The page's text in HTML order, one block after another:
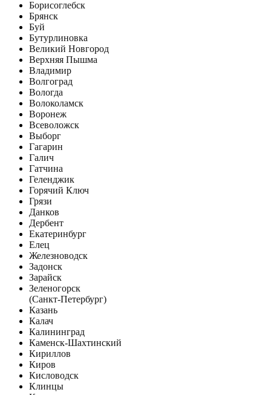
Борисоглебск
Брянск
Буй
Бутурлиновка
Великий Новгород
Верхняя Пышма
Владимир
Волгоград
Вологда
Волоколамск
Воронеж
Всеволожск
Выборг
Гагарин
Галич
Гатчина
Геленджик
Горячий Ключ
Грязи
Данков
Дербент
Екатеринбург
Елец
Железноводск
Задонск
Зарайск
Зеленогорск
(Санкт-Петербург)
Казань
Калач
Калининград
Каменск-Шахтинский
Кириллов
Киров
Кисловодск
Клинцы